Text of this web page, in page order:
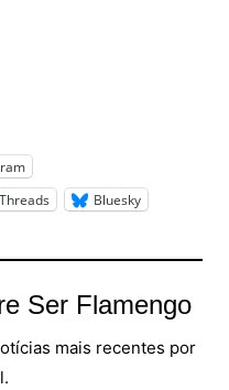
Threads Bluesky
Ser Flamengo
mais recentes por